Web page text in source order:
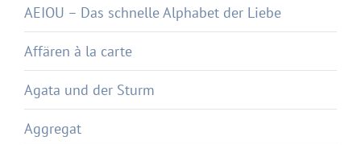
AEIOU – Das schnelle Alphabet der Liebe
Affären à la carte
Agata und der Sturm
Aggregat